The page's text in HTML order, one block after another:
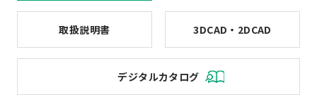
取扱説明書 3DCAD・2DCAD
デジタルカタログ